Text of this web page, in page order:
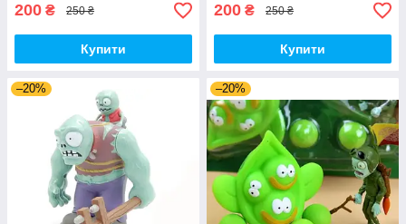
200 ₴ 250 ₴
Купити
200 ₴ 250 ₴
Купити
–20% –20%